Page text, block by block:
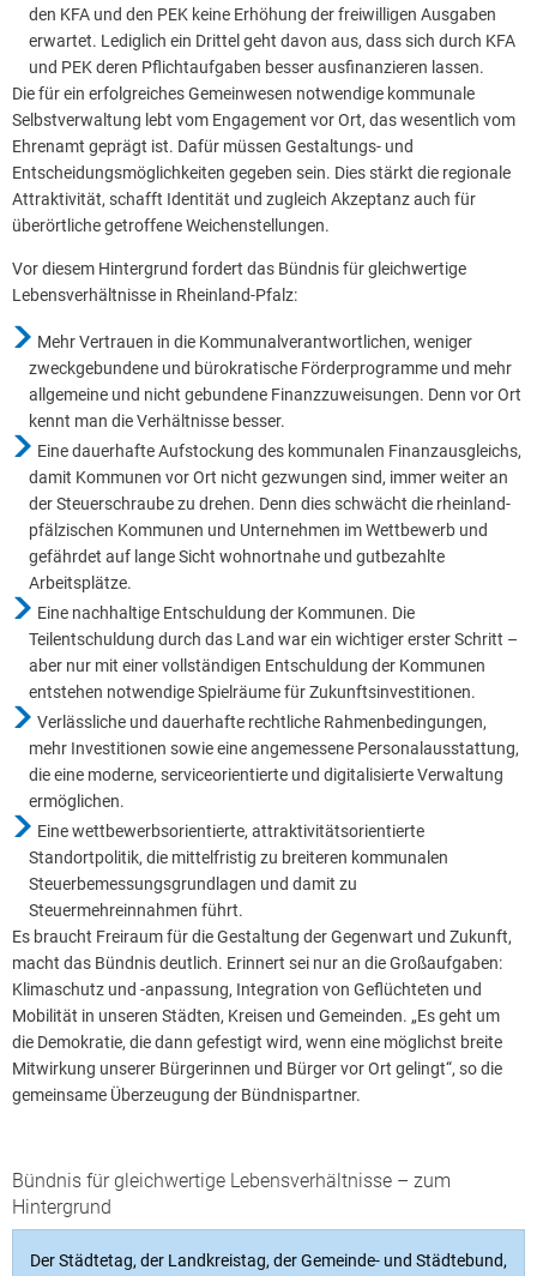
den KFA und den PEK keine Erhöhung der freiwilligen Ausgaben
erwartet. Lediglich ein Drittel geht davon aus, dass sich durch KFA
und PEK deren Pflichtaufgaben besser ausfinanzieren lassen.
Die für ein erfolgreiches Gemeinwesen notwendige kommunale
Selbstverwaltung lebt vom Engagement vor Ort, das wesentlich vom
Ehrenamt geprägt ist. Dafür müssen Gestaltungs- und
Entscheidungsmöglichkeiten gegeben sein. Dies stärkt die regionale
Attraktivität, schafft Identität und zugleich Akzeptanz auch für
überörtliche getroffene Weichenstellungen.
Vor diesem Hintergrund fordert das Bündnis für gleichwertige
Lebensverhältnisse in Rheinland-Pfalz:
Mehr Vertrauen in die Kommunalverantwortlichen, weniger
zweckgebundene und bürokratische Förderprogramme und mehr
allgemeine und nicht gebundene Finanzzuweisungen. Denn vor Ort
kennt man die Verhältnisse besser.
Eine dauerhafte Aufstockung des kommunalen Finanzausgleichs,
damit Kommunen vor Ort nicht gezwungen sind, immer weiter an
der Steuerschraube zu drehen. Denn dies schwächt die rheinland-
pfälzischen Kommunen und Unternehmen im Wettbewerb und
gefährdet auf lange Sicht wohnortnahe und gutbezahlte
Arbeitsplätze.
Eine nachhaltige Entschuldung der Kommunen. Die
Teilentschuldung durch das Land war ein wichtiger erster Schritt –
aber nur mit einer vollständigen Entschuldung der Kommunen
entstehen notwendige Spielräume für Zukunftsinvestitionen.
Verlässliche und dauerhafte rechtliche Rahmenbedingungen,
mehr Investitionen sowie eine angemessene Personalausstattung,
die eine moderne, serviceorientierte und digitalisierte Verwaltung
ermöglichen.
Eine wettbewerbsorientierte, attraktivitätsorientierte
Standortpolitik, die mittelfristig zu breiteren kommunalen
Steuerbemessungsgrundlagen und damit zu
Steuermehreinnahmen führt.
Es braucht Freiraum für die Gestaltung der Gegenwart und Zukunft,
macht das Bündnis deutlich. Erinnert sei nur an die Großaufgaben:
Klimaschutz und -anpassung, Integration von Geflüchteten und
Mobilität in unseren Städten, Kreisen und Gemeinden. „Es geht um
die Demokratie, die dann gefestigt wird, wenn eine möglichst breite
Mitwirkung unserer Bürgerinnen und Bürger vor Ort gelingt“, so die
gemeinsame Überzeugung der Bündnispartner.
Bündnis für gleichwertige Lebensverhältnisse – zum
Hintergrund
Der Städtetag, der Landkreistag, der Gemeinde- und Städtebund,